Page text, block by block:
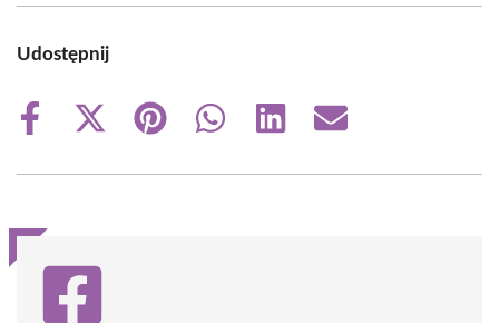
Udostępnij
Share
Share
(Twitter)
Share
Share
Share
Share